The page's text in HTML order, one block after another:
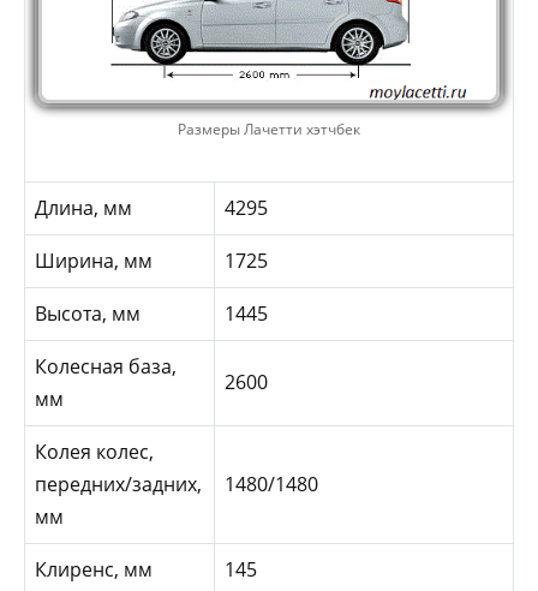
Размеры Лачетти хэтчбек
Длина, мм
4295
Ширина, мм
1725
Высота, мм
1445
Колесная база,
мм
2600
Колея колес,
передних/задних,
мм
1480/1480
Клиренс, мм
145